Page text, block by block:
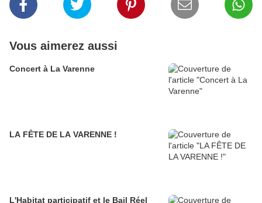
Vous aimerez aussi
Concert à La Varenne
LA FÊTE DE LA VARENNE !
L'Habitat participatif et le Bail Réel